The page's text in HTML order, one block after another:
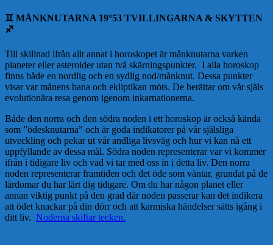
♊️ MÅNKNUTARNA 19°53 TVILLINGARNA & SKYTTEN
♐️
Till skillnad ifrån allt annat i horoskopet är månknutarna varken
planeter eller asteroider utan två skärningspunkter. I alla horoskop
finns både en nordlig och en sydlig nod/månknut. Dessa punkter
visar var månens bana och ekliptikan möts. De berättar om vår själs
evolutionära resa genom igenom inkarnationerna.
Både den norra och den södra noden i ett horoskop är också kända
som ”ödesknutarna” och är goda indikatorer på vår själsliga
utveckling och pekar ut vår andliga livsväg och hur vi kan nå ett
uppfyllande av dessa mål. Södra noden representerar var vi kommer
ifrån i tidigare liv och vad vi tar med oss in i detta liv. Den norra
noden representerar framtiden och det öde som väntar, grundat på de
lärdomar du har lärt dig tidigare. Om du har någon planet eller
annan viktig punkt på den grad där noden passerar kan det indikera
att ödet knackar på din dörr och att karmiska händelser sätts igång i
ditt liv. Noderna skiftar tecken.